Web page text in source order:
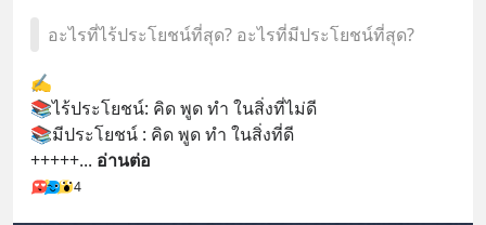
อะไรที่ไร้ประโยชน์ที่สุด? อะไรที่มีประโยชน์ที่สุด?
✍️
📚ไร้ประโยชน์: คิด พูด ทำ ในสิ่งที่ไม่ดี
📚มีประโยชน์ : คิด พูด ทำ ในสิ่งที่ดี
+++++... อ่านต่อ
4